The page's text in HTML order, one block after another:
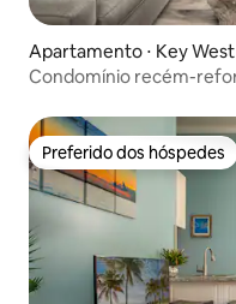
Apartamento ⋅ Key West
Condomínio recém-
Preferido dos hóspedes
Preferido dos hóspedes